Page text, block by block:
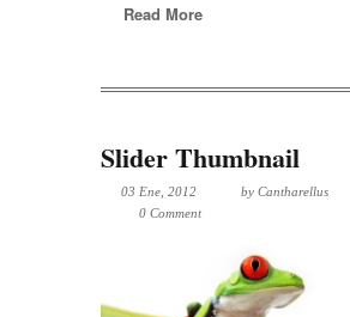
Read More
Slider Thumbnail
03 Ene, 2012 by Cantharellus
0 Comment